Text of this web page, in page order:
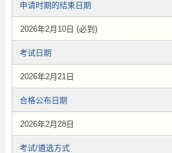
申请时期的结束日期
2026年2月10日 (必到)
考试日期
2026年2月21日
合格公布日期
2026年2月28日
考试/遴选方式